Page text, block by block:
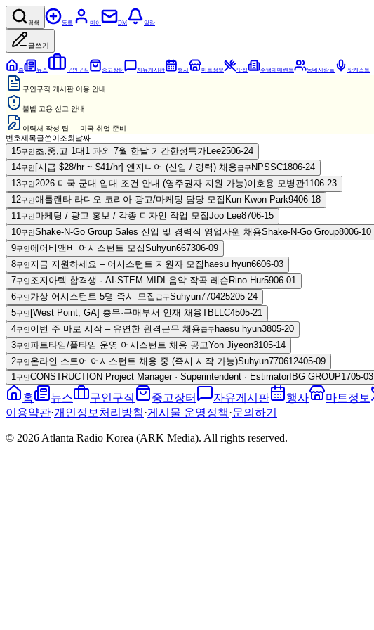
검색 등록 마이 DM 알람
글쓰기
홈 뉴스 구인구직 중고장터 자유게시판 행사 마트정보 맛집 주택매매렌트 동네사람들 팟캐스트
구인구직 게시판 이용 안내
불법 고용 신고 안내
이력서 작성 팁 — 미국 취업 준비
번호제목글쓴이 조회 날짜
15구인초,중,고 1대1 과외 7월 한달 기간한정특가Lee2506-24
14구인 [시급 $28/hr ~ $41/hr] 엔지니어 (신입 / 경력) 채용급구 NPSSC1806-24
13구인2026 미국 군대 입대 조건 안내 (영주권자 지원 가능)이호용 모병관1106-23
12구인애틀랜타 라디오 코리아 광고/마케팅 담당 모집 Kun Kwon Park9406-18
11구인마케팅 / 광고 홍보 / 각종 디자인 작업 모집Joo Lee8706-15
10구인Shake-N-Go Group Sales 신입 및 경력직 영업사원 채용Shake-N-Go Group8006-10
9구인에어비앤비 어시스턴트 모집Suhyun667306-09
8구인지금 지원하세요 – 어시스턴트 지원자 모집 haesu hyun6606-03
7구인조지아텍 합격생 · AI·STEM MIDI 음악 작곡 레슨 Rino Hur5906-01
6구인가상 어시스턴트 5명 즉시 모집급구Suhyun770425205-24
5구인 [West Point, GA] 총무·구매부서 인재 채용 TBLLC4505-21
4구인이번 주 바로 시작 – 유연한 원격근무 채용급구 haesu hyun3805-20
3구인파트타임/풀타임 운영 어시스턴트 채용 공고Yon Jiyeon3105-14
2구인온라인 스토어 어시스턴트 채용 중 (즉시 시작 가능)Suhyun770612405-09
1구인CONSTRUCTION Project Manager · Superintendent · EstimatorIBG GROUP1705-03
홈 뉴스 구인구직 중고장터 자유게시판 행사 마트정보
이용약관·개인정보처리방침·게시물 운영정책·문의하기
© 2026 Atlanta Radio Korea (ARK Media). All rights reserved.